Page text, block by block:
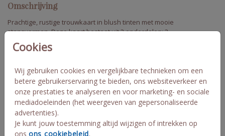
Cookies
Wij gebruiken cookies en vergelijkbare technieken om een
betere gebruikerservaring te bieden, ons websiteverkeer en
onze prestaties te analyseren en voor marketing- en sociale
mediadoeleinden (het weergeven van gepersonaliseerde
advertenties).
Je kunt jouw toestemming altijd wijzigen of intrekken op
ons ons cookiebeleid.
Omschrijving
Prachtige, rustige trouwkaart in blush tinten met mooie
stansvormen. Deze kaart bestaat uit 3 onderdelen: 2
boogvormige kaarten en een hartvormig label. De details op de
kaart zijn in roséfolie gedrukt. Voeg hier nog zelf de rosékleurige
ruimte voor je teksten en programma! Bridal blush Veerle en
Mats
Toon meer
Collectie
labelkaart rechthoekig